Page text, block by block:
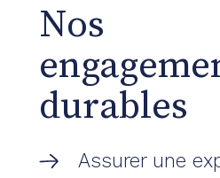
Nos
durables
Assurer une